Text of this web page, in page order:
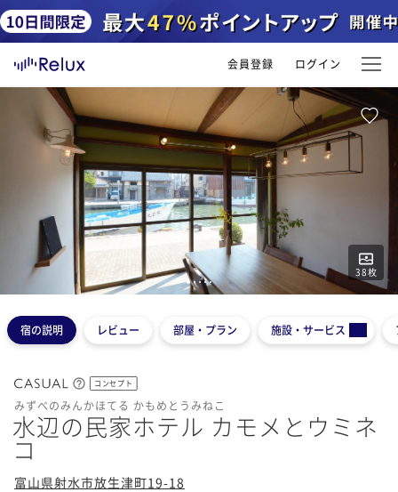
会員登録 ログイン
38枚
12345
宿の説明 レビュー 部屋・プラン 施設・サービス
コンセプト
みずべのみんかほてる かもめとうみねこ
水辺の民家ホテル カモメとウミネ
コ
富山県射水市放生津町19-18